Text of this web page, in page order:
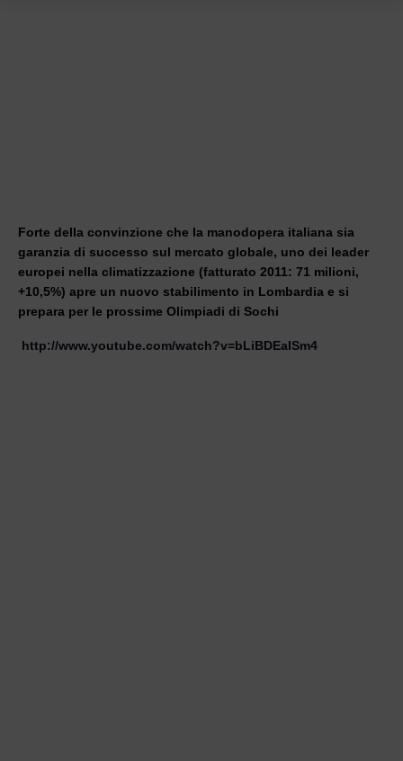
Forte della convinzione che la manodopera italiana sia
garanzia di successo sul mercato globale, uno dei leader
europei nella climatizzazione (fatturato 2011: 71 milioni,
+10,5%) apre un nuovo stabilimento in Lombardia e si
prepara per le prossime Olimpiadi di Sochi
http://www.youtube.com/watch?v=bLiBDEaISm4